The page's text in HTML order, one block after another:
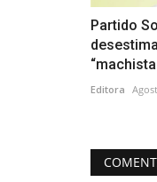
Partido
Editora